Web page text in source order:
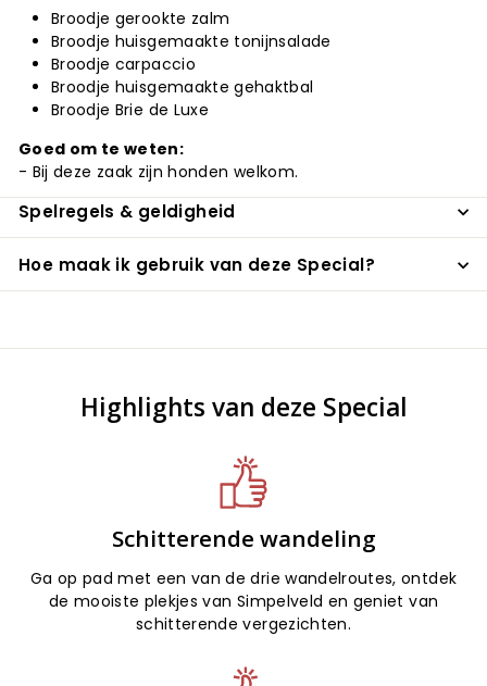
Broodje gerookte zalm
Broodje huisgemaakte tonijnsalade
Broodje carpaccio
Broodje huisgemaakte gehaktbal
Broodje Brie de Luxe
Goed om te weten:
- Bij deze zaak zijn honden welkom.
Spelregels & geldigheid
Hoe maak ik gebruik van deze Special?
Highlights van deze Special
Schitterende wandeling
Ga op pad met een van de drie wandelroutes, ontdek
de mooiste plekjes van Simpelveld en geniet van
schitterende vergezichten.